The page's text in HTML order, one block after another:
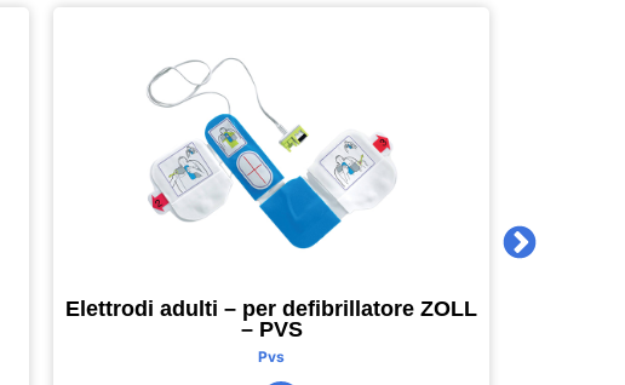
Elettrodi adulti – per defibrillatore ZOLL
– PVS
Pvs